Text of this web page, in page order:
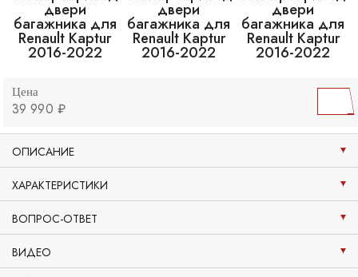
Цена
39 990 ₽
ОПИСАНИЕ
ХАРАКТЕРИСТИКИ
ВОПРОС-ОТВЕТ
ВИДЕО